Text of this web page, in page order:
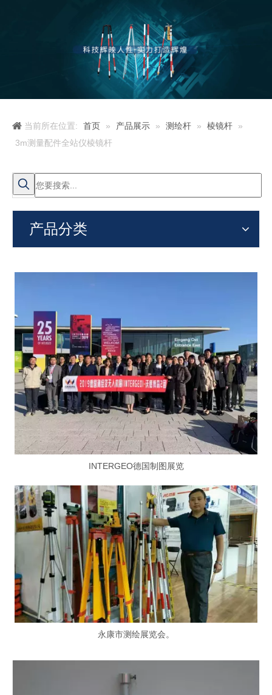
当前所在位置: 首页 » 产品展示 » 测绘杆 » 棱镜杆
»
3m测量配件全站仪棱镜杆
产品分类
INTERGEO德国制图展览
永康市测绘展览会。